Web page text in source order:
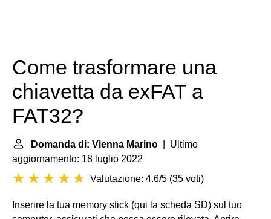
Come trasformare una
chiavetta da exFAT a
FAT32?
Domanda di: Vienna Marino | Ultimo
aggiornamento: 18 luglio 2022
Valutazione: 4.6/5 (35 voti)
Inserire la tua memory stick (qui la scheda SD) sul tuo